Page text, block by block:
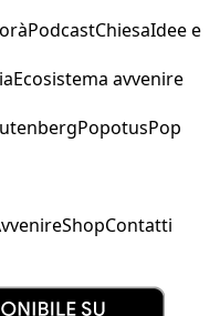
PodcastChiesaIdee e
Ecosistema avvenire
PopotusPop
ShopContatti